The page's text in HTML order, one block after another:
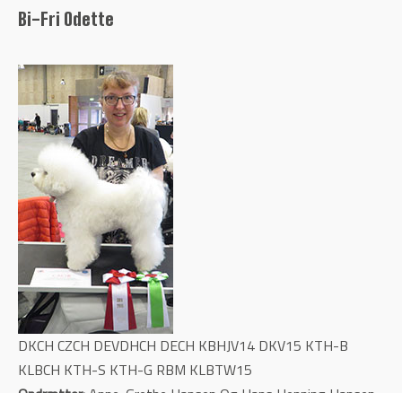
Bi-Fri Odette
DKCH CZCH DEVDHCH DECH KBHJV14 DKV15 KTH-B
KLBCH KTH-S KTH-G RBM KLBTW15